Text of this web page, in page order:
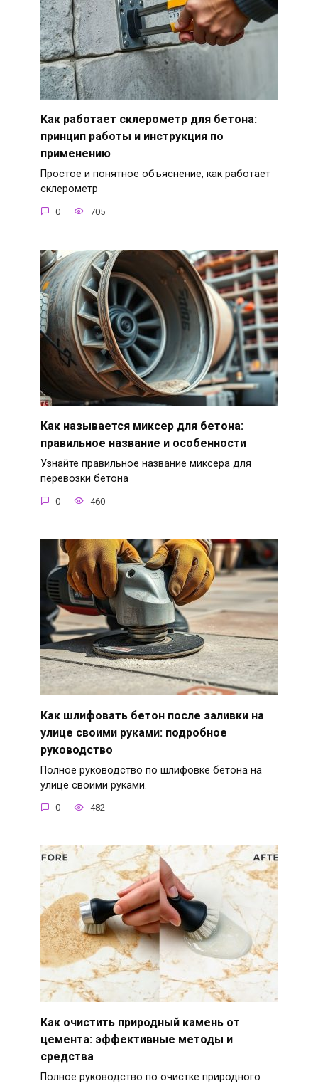
Как работает склерометр для бетона:
принцип работы и инструкция по
применению
Простое и понятное объяснение, как работает
склерометр
0 705
Как называется миксер для бетона:
правильное название и особенности
Узнайте правильное название миксера для
перевозки бетона
0 460
Как шлифовать бетон после заливки на
улице своими руками: подробное
руководство
Полное руководство по шлифовке бетона на
улице своими руками.
0 482
Как очистить природный камень от
цемента: эффективные методы и
средства
Полное руководство по очистке природного